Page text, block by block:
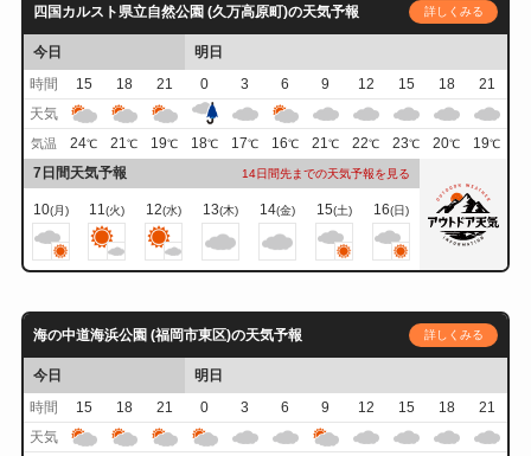
四国カルスト県立自然公園 (久万高原町)の天気予報 詳しくみる
今日
明日
時間
15 18 21 0 3 6 9 12 15 18
21
天気
気温 24℃ 21℃ 19℃ 18℃ 17℃ 16℃ 21℃ 22℃ 23℃ 20℃ 19℃
7日間天気予報 14日間先までの天気予報を見る
10(月) 11(火) 12(水) 13(木) 14(金) 15(土) 16(日)
海の中道海浜公園 (福岡市東区)の天気予報 詳しくみる
今日
明日
時間
15 18 21 0 3 6 9 12 15 18
21
天気